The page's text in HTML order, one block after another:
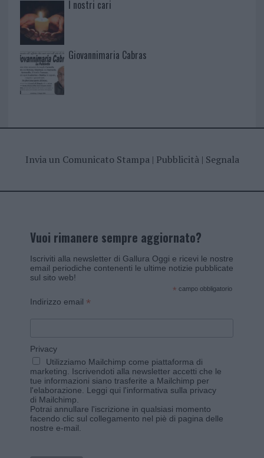
I nostri cari
Giovannimaria Cabras
Invia un Comunicato Stampa| Pubblicità| Segnala
Vuoi rimanere sempre aggiornato?
Iscriviti alla newsletter di Gallura Oggi e ricevi le nostre
email periodiche contenenti le ultime notizie pubblicate
sul sito web!
* campo obbligatorio
Indirizzo email *
Privacy
Utilizziamo Mailchimp come piattaforma di
marketing. Iscrivendoti alla newsletter accetti che le
tue informazioni siano trasferite a Mailchimp per
l'elaborazione. Leggi qui l'informativa sulla privacy
di Mailchimp
Potrai annullare l'iscrizione in qualsiasi momento
facendo clic sul collegamento nel piè di pagina delle
nostre e-mail.